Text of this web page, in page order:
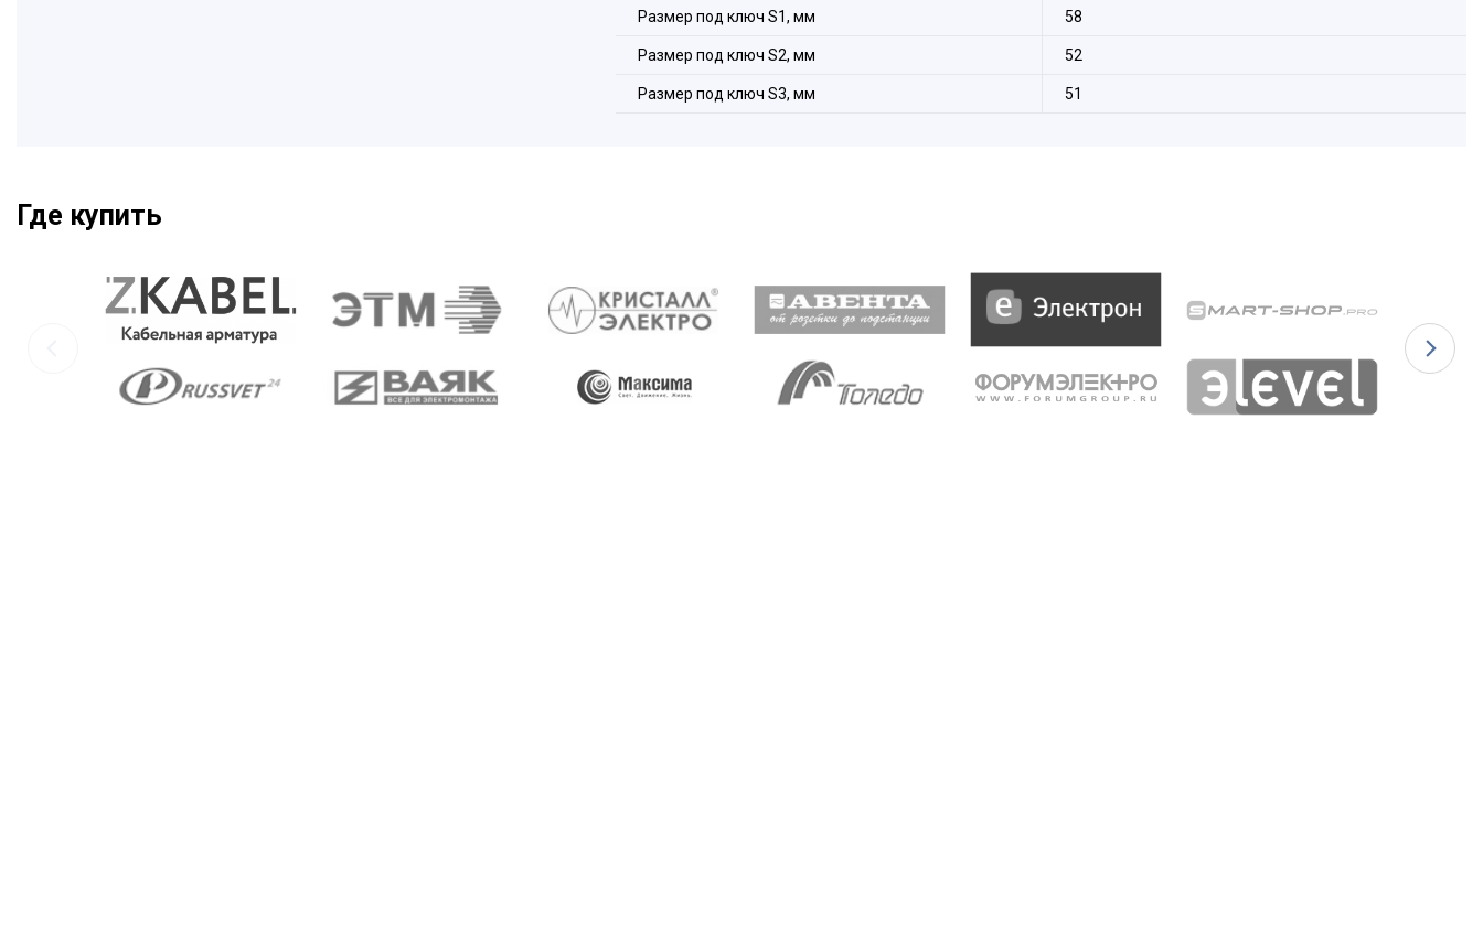
Размер под ключ S1, мм 58
Размер под ключ S2, мм 52
Размер под ключ S3, мм 51
Где купить